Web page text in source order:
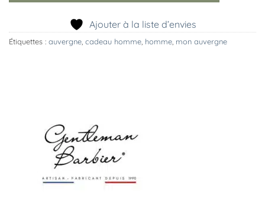
Ajouter à la liste d’envies
Étiquettes : auvergne cadeau homme homme mon auvergne